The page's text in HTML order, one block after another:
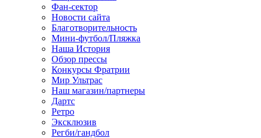
Фан-cектор
Новости сайта
Благотворительность
Мини-футбол/Пляжка
Наша История
Обзор прессы
Конкурсы Фратрии
Мир Ультрас
Наш магазин/партнеры
Дартс
Ретро
Эксклюзив
Регби/гандбол